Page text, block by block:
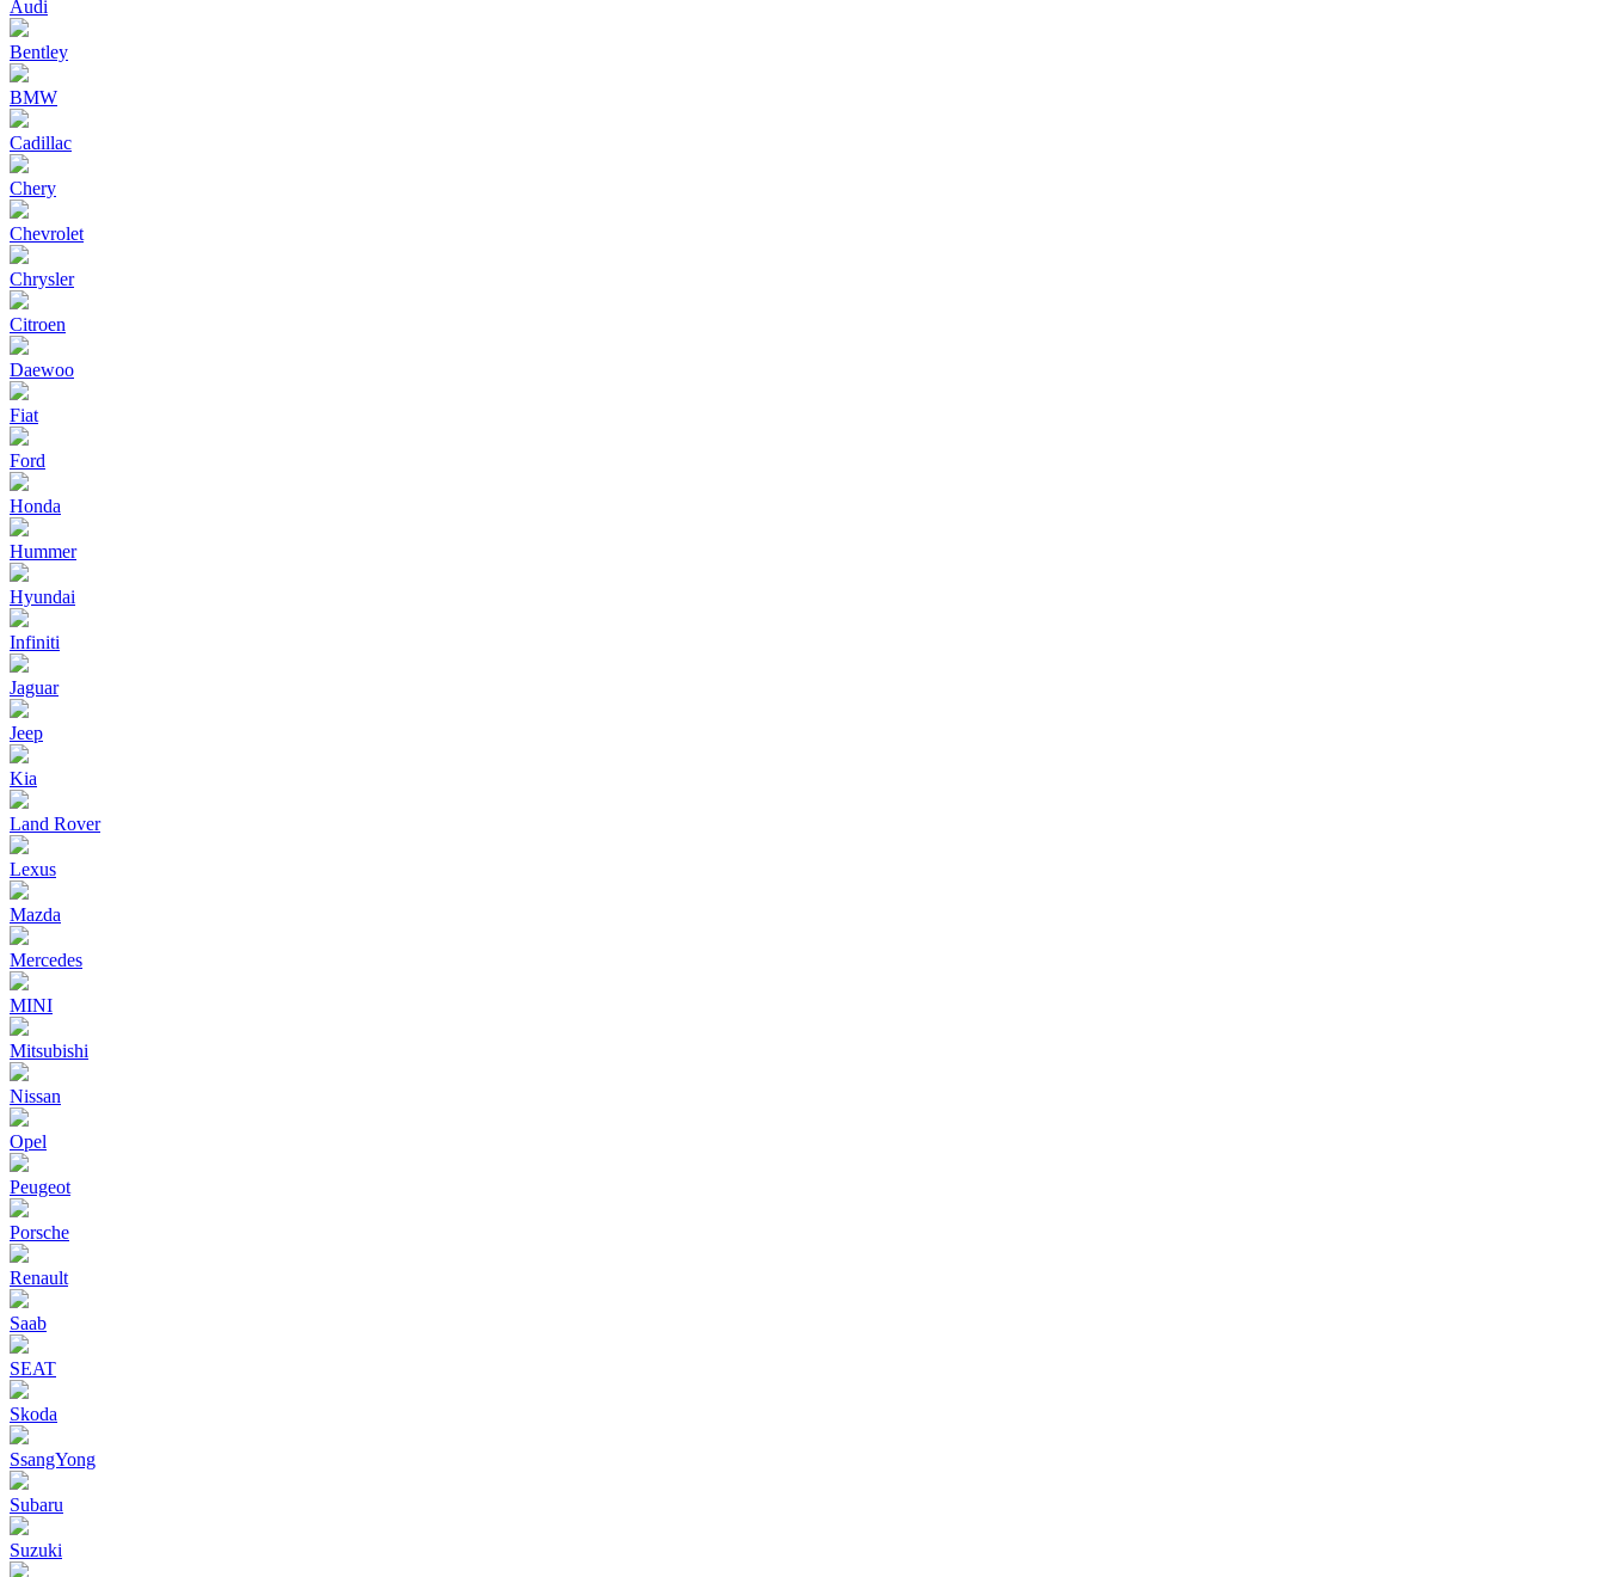
Audi
Bentley
BMW
Cadillac
Chery
Chevrolet
Chrysler
Citroen
Daewoo
Fiat
Ford
Honda
Hummer
Hyundai
Infiniti
Jaguar
Jeep
Kia
Land Rover
Lexus
Mazda
Mercedes
MINI
Mitsubishi
Nissan
Opel
Peugeot
Porsche
Renault
Saab
SEAT
Skoda
SsangYong
Subaru
Suzuki